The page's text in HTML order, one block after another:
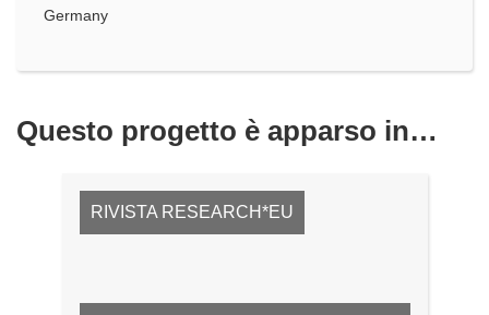
Germany
Questo progetto è apparso in…
RIVISTA RESEARCH*EU